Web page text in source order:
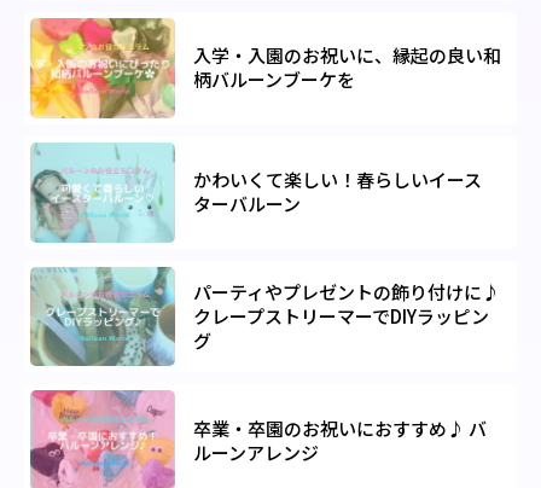
入学・入園のお祝いに、縁起の良い和
柄バルーンブーケを
かわいくて楽しい！春らしいイース
ターバルーン
パーティやプレゼントの飾り付けに♪
クレープストリーマーでDIYラッピン
グ
卒業・卒園のお祝いにおすすめ♪ バ
ルーンアレンジ